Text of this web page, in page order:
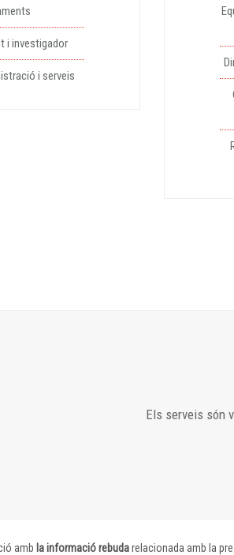
i investigador
i serveis
Els serveis són
amb la informació rebudarelacionada amb la